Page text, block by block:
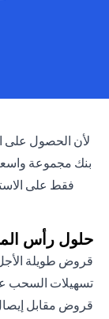
لأن الحصول على
بنك مجموعة
فقط على
حلول رأس
قروض طويلة
تسهيلات السحب
قروض مقابل